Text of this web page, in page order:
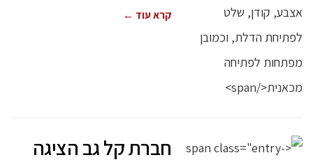
קרא עוד ←
חברת קל גב הציגה